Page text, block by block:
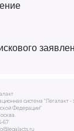
система "Легалакт -
Федерации"
67